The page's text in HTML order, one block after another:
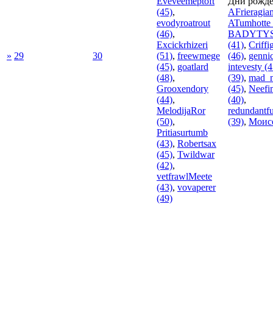
» 29 30
(45),
evodyroatrout
(46),
Excickrhizeri
(51), freewmege
(45), goatlard
(48),
Grooxendory
(44),
MelodijaRor
(50),
Pritiasurtumb
(43), Robertsax
(45), Twildwar
(42),
vetfrawlMeete
(43), vovaperer
(49)
ATumhotte
(41),
(46),
intevesty
(39),
(45),
(40),
(39),